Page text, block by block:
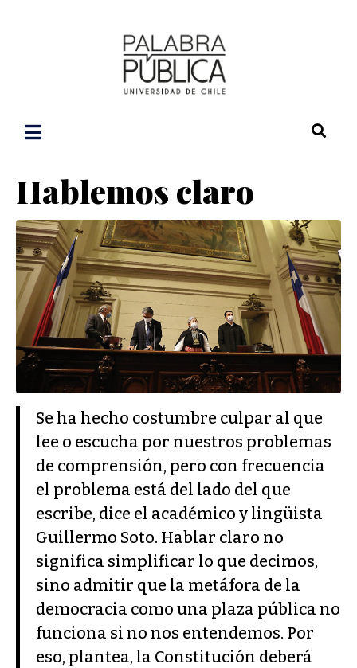
Hablemos claro
Se ha hecho costumbre culpar al que
lee o escucha por nuestros problemas
de comprensión, pero con frecuencia
el problema está del lado del que
escribe, dice el académico y lingüista
Guillermo Soto. Hablar claro no
significa simplificar lo que decimos,
sino admitir que la metáfora de la
democracia como una plaza pública no
funciona si no nos entendemos. Por
eso, plantea, la Constitución deberá